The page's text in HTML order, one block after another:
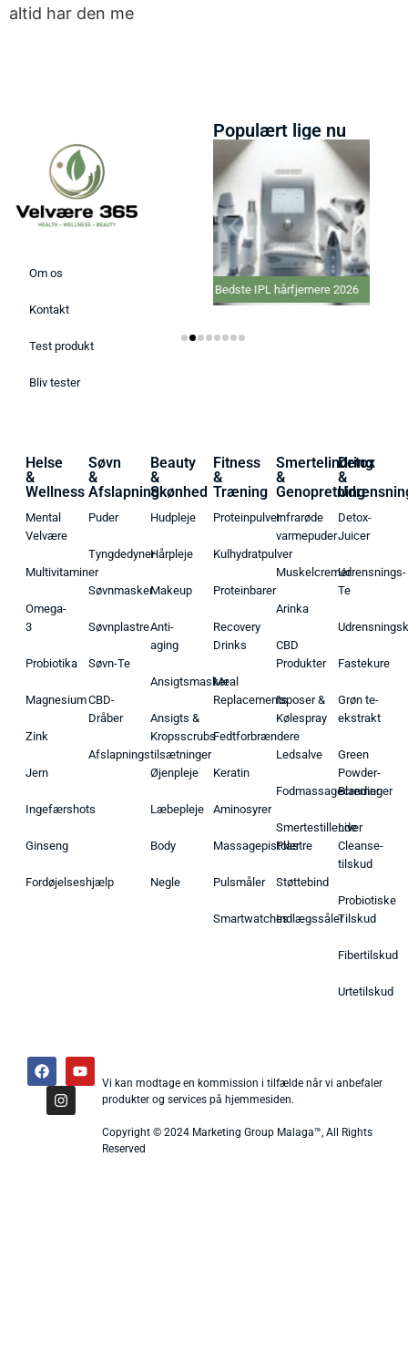
altid har den me
Om os
Kontakt
Test produkt
Bliv tester
Populært lige nu
Bedste IPL hårfjernere 2026
Bedste elektriske
Varmepude 2026
Helse
&
Wellness
Mental
Velvære
Multivitaminer
Omega-
3
Probiotika
Magnesium
Zink
Jern
Ingefærshots
Ginseng
Fordøjelseshjælp
Søvn
&
Afslapning
Puder
Tyngdedyner
Søvnmasker
Søvnplastre
Søvn-Te
CBD-
Dråber
Afslapningstilsætninger
Beauty
&
Skønhed
Hudpleje
Hårpleje
Makeup
Anti-
aging
Ansigtsmasker
Ansigts &
Kropsscrubs
Øjenpleje
Læbepleje
Body
Negle
Fitness
&
Træning
Proteinpulver
Kulhydratpulver
Proteinbarer
Recovery
Drinks
Meal
Replacements
Fedtforbrændere
Keratin
Aminosyrer
Massagepistoler
Pulsmåler
Smartwatches
Smertelindring
&
Genopretning
Infrarøde
varmepuder
Muskelcremer
Arinka
CBD
Produkter
Isposer &
Kølespray
Ledsalve
Fodmassagecremer
Smertestillende
Plastre
Støttebind
Indlægssåler
Detox
&
Detox-
Juicer
Udrensnings-
Te
Fastekure
Grøn te-
ekstrakt
Green
Powder-
Blandinger
Liver
Cleanse-
tilskud
Probiotiske
Tilskud
Fibertilskud
Urtetilskud
Vi kan modtage en kommission i tilfælde når vi anbefaler
produkter og services på hjemmesiden.
Copyright © 2024 Marketing Group Malaga™, All Rights
Reserved